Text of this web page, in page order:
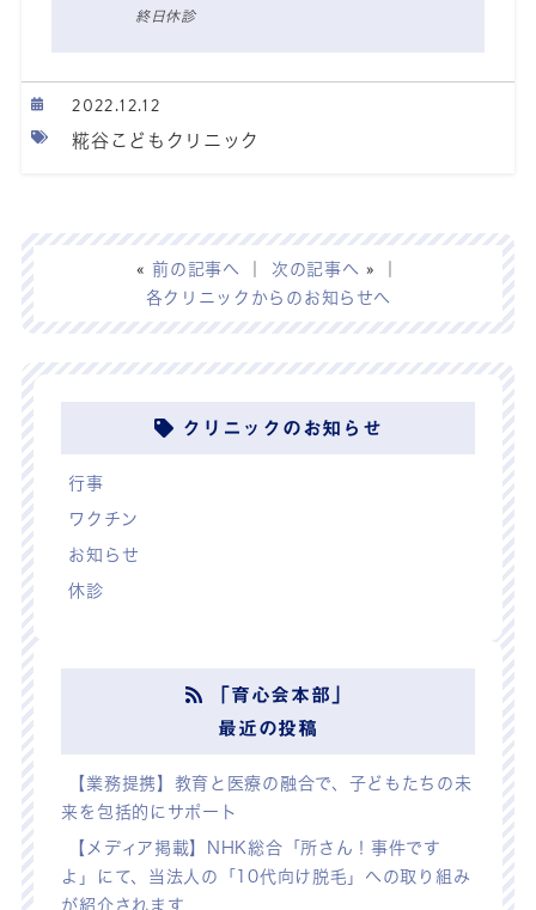
終日休診
2022.12.12
糀谷こどもクリニック
«前の記事へ 次の記事へ » ｜
各クリニックからのお知らせへ
クリニックのお知らせ
行事
ワクチン
お知らせ
休診
「育心会本部」
最近の投稿
【業務提携】教育と医療の融合で、子どもたちの未
来を包括的にサポート
【メディア掲載】NHK総合「所さん！事件です
よ」にて、当法人の「10代向け脱毛」への取り組み
が紹介されます